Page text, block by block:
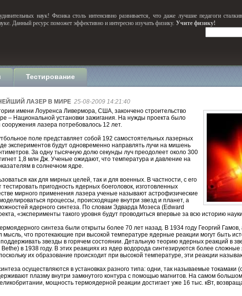
наук! Физика столь интенсивно развивается, что даже лучшие педагоги
Данный ресурс поможет эффективно и интересно изучать физику. Учите физику!
Тестирование
ЛАЗЕР В МИРЕ 25-08-2009 14:21:40
имени Лоуренса Ливермора, США, закончено строительство
– Национальной установки зажигания. На нужды проекта было
лазера потребовалось 12 лет.
поле представляет собой 192 самостоятельных лазерных
экспериментов будут одновременно направлять лучи на мишень
За одну тысячную долю секунды луч преодолеет около 300
1,8 млн Дж. Ученые ожидают, что температура и давление на
в солнечном ядре.
как для мирных целей, так и для военных. В частности, с его
пригодность ядерных боеголовок, изготовленных
мирного применения лазера ученые называют астрофизические
процессы, происходящие внутри звезд и планет, а
ядерного синтеза. По словам Эдварда Мозеса (Edward
«эксперименты такого уровня будут проводиться впервые за всю историю
синтеза были открыты более 70 лет назад. В 1934 году Георгий Гамов,
мысль, что протекающие при высокой температуре ядерные реакции могут быть
звезды в горячем состоянии. Детальную теорию ядерных реакций в
в 1938 году. В этих реакциях из ядер водорода синтезируются более
их образование происходит при высокой температуре, эти реакции
осуществляются в установках разного типа: одни, так называемые токамаки
плазму внутри замкнутого контура с помощью магнитов. На самом
мощность термоядерной реакции достигает уже 16 тыс. кВт,